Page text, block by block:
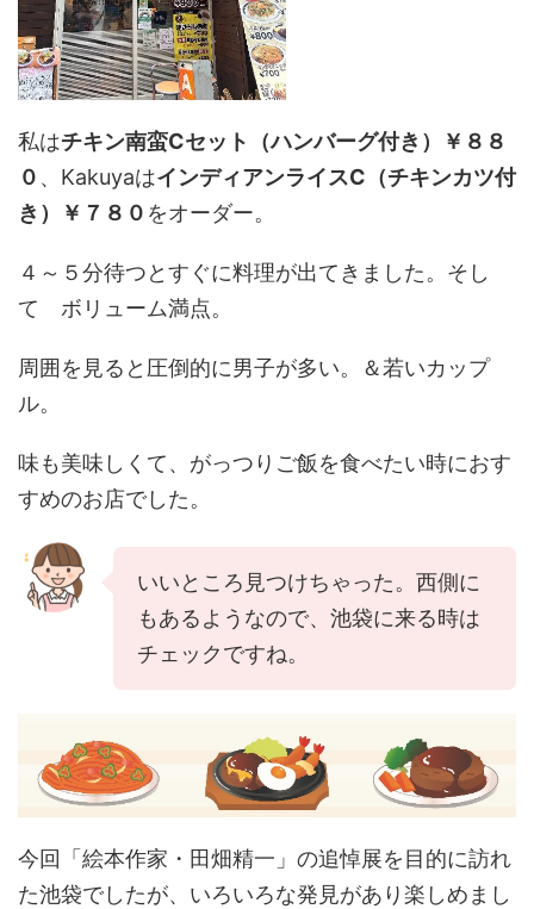
私はチキン南蛮Cセット（ハンバーグ付き）￥８８
０ 、KakuyaはインディアンライスC（チキンカツ付
き）￥７８０ をオーダー。
４～５分待つとすぐに料理が出てきました。そし
て ボリューム満点。
周囲を見ると圧倒的に男子が多い。＆若いカップ
ル。
味も美味しくて、がっつりご飯を食べたい時におす
すめのお店でした。
いいところ見つけちゃった。西側に
もあるようなので、池袋に来る時は
チェックですね。
今回「絵本作家・田畑精一」の追悼展を目的に訪れ
た池袋でしたが、いろいろな発見があり楽しめまし